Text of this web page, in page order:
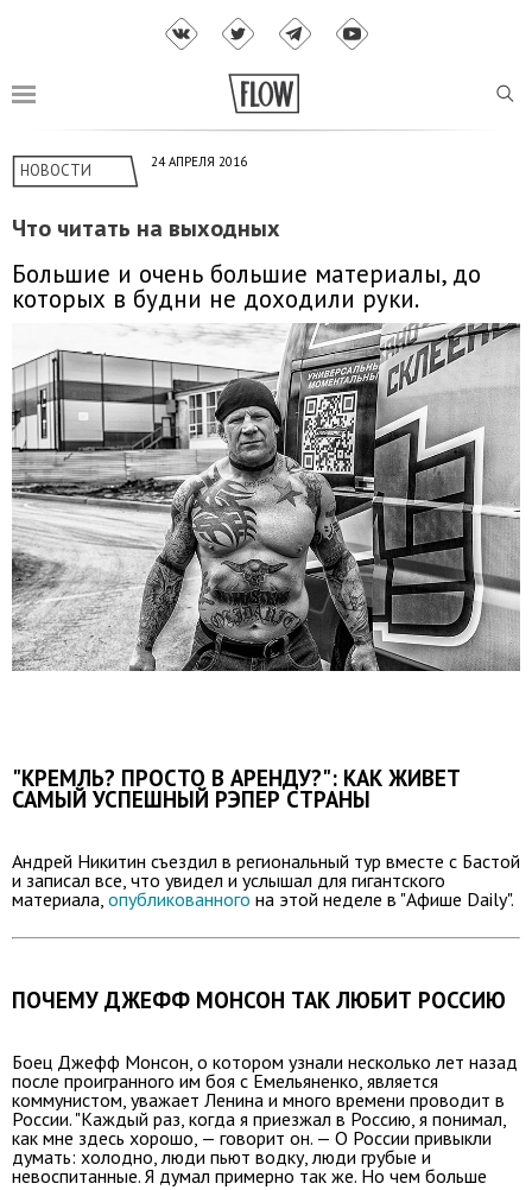
НОВОСТИ 24 АПРЕЛЯ 2016
Что читать на выходных
Большие и очень большие материалы, до
которых в будни не доходили руки.
"КРЕМЛЬ? ПРОСТО В АРЕНДУ?": КАК ЖИВЕТ
САМЫЙ УСПЕШНЫЙ РЭПЕР СТРАНЫ
Андрей Никитин съездил в региональный тур вместе с Бастой
и записал все, что увидел и услышал для гигантского
материала, опубликованного на этой неделе в "Афише Daily".
ПОЧЕМУ ДЖЕФФ МОНСОН ТАК ЛЮБИТ РОССИЮ
Боец Джефф Монсон, о котором узнали несколько лет назад
после проигранного им боя с Емельяненко, является
коммунистом, уважает Ленина и много времени проводит в
России. "Каждый раз, когда я приезжал в Россию, я понимал,
как мне здесь хорошо, — говорит он. — О России привыкли
думать: холодно, люди пьют водку, люди грубые и
невоспитанные. Я думал примерно так же. Но чем больше